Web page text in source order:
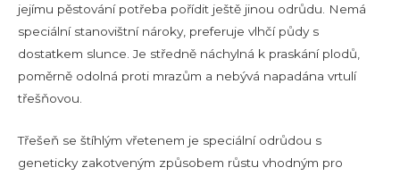
jejímu pěstování potřeba pořídit ještě jinou odrůdu. Nemá
speciální stanovištní nároky, preferuje vlhčí půdy s
dostatkem slunce. Je středně náchylná k praskání plodů,
poměrně odolná proti mrazům a nebývá napadána vrtulí
třešňovou.
Třešeň se štíhlým vřetenem je speciální odrůdou s
geneticky zakotveným způsobem růstu vhodným pro